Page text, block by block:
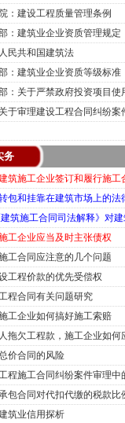
：建设工程质量管理条例
：建筑业企业资质管理规定
民共和国建筑法
：建筑业企业资质等级标准
：关于严禁政府投资项目
于审理建设工程合同纠纷案
务
施工企业签订和履行施工
和挂靠在建筑市场上的法
筑施工合同司法解释》对建
工企业应当及时主张债权
工合同应注意的几个问题
工程价款的优先受偿权
程合同有关问题研究
工企业如何搞好施工索赔
拖欠工程款，施工企业如何
价合同的风险
程施工合同纠纷案件审理中
包合同对代扣代缴的税款比
筑业信用探析